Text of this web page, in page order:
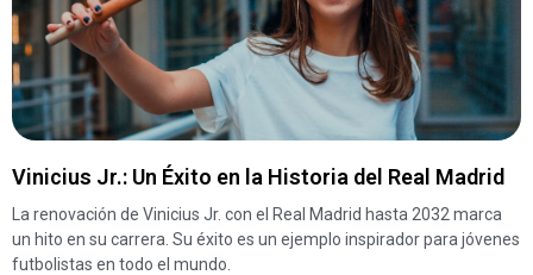
Vinicius Jr.: Un Éxito en la Historia del Real Madrid
La renovación de Vinicius Jr. con el Real Madrid hasta 2032 marca
un hito en su carrera. Su éxito es un ejemplo inspirador para jóvenes
futbolistas en todo el mundo.